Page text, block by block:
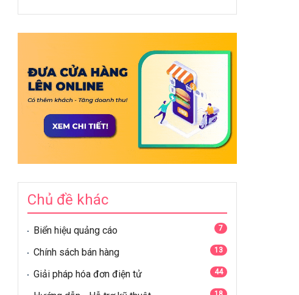
Chủ đề khác
Biển hiệu quảng cáo 7
Chính sách bán hàng 13
Giải pháp hóa đơn điện tử 44